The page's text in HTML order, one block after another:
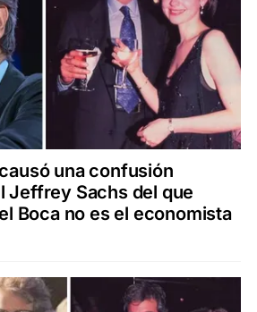
una confusión
Jeffrey Sachs del que
Boca no es el economista